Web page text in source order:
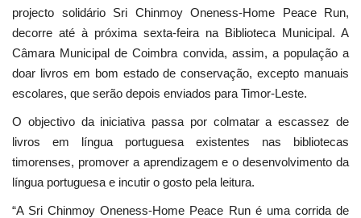
projecto solidário Sri Chinmoy Oneness-Home Peace Run,
decorre até à próxima sexta-feira na Biblioteca Municipal. A
Câmara Municipal de Coimbra convida, assim, a população a
doar livros em bom estado de conservação, excepto manuais
escolares, que serão depois enviados para Timor-Leste.
O objectivo da iniciativa passa por colmatar a escassez de
livros em língua portuguesa existentes nas bibliotecas
timorenses, promover a aprendizagem e o desenvolvimento da
língua portuguesa e incutir o gosto pela leitura.
“A Sri Chinmoy Oneness-Home Peace Run é uma corrida de